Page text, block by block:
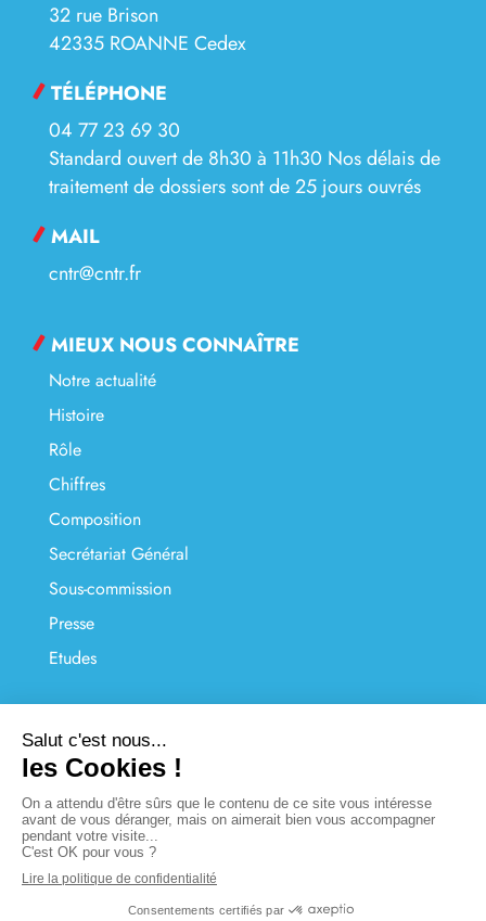
32 rue Brison
42335 ROANNE Cedex
TÉLÉPHONE
04 77 23 69 30
Standard ouvert de 8h30 à 11h30 Nos délais de
traitement de dossiers sont de 25 jours ouvrés
MAIL
cntr@cntr.fr
MIEUX NOUS CONNAÎTRE
Notre actualité
Histoire
Rôle
Chiffres
Composition
Secrétariat Général
Sous-commission
Presse
Etudes
LIENS UTILES
Nous contacter
FAQ
Liens
Plan du site